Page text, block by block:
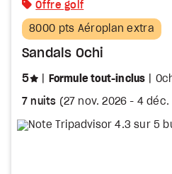
Offre golf
8000 pts Aéroplan extra
Sandals Ochi
5 étoiles
Formule tout-inclus
7 nuits (27 nov. 2026 - 4 déc.